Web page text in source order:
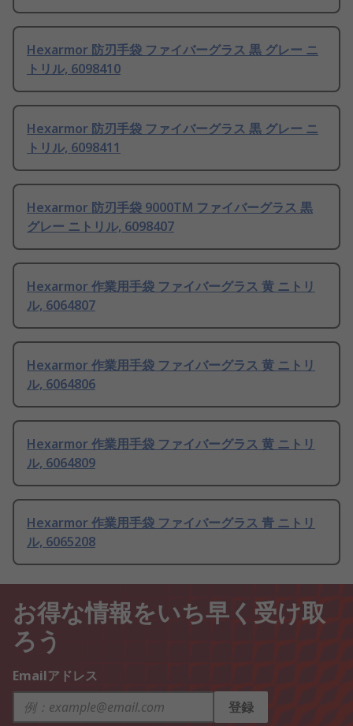
Hexarmor 防刃手袋 ファイバーグラス 黒 グレー ニ
トリル, 6098410
Hexarmor 防刃手袋 ファイバーグラス 黒 グレー ニ
トリル, 6098411
Hexarmor 防刃手袋 9000TM ファイバーグラス 黒
グレー ニトリル, 6098407
Hexarmor 作業用手袋 ファイバーグラス 黄 ニトリ
ル, 6064807
Hexarmor 作業用手袋 ファイバーグラス 黄 ニトリ
ル, 6064806
Hexarmor 作業用手袋 ファイバーグラス 黄 ニトリ
ル, 6064809
Hexarmor 作業用手袋 ファイバーグラス 青 ニトリ
ル, 6065208
お得な情報をいち早く受け取
ろう
Emailアドレス
登録